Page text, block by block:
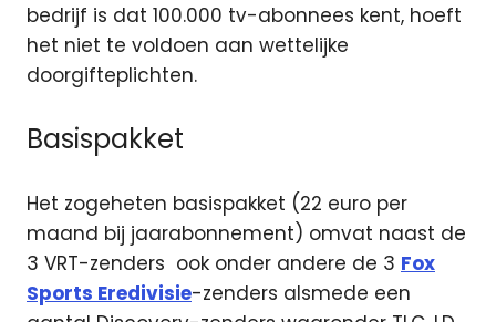
bedrijf is dat 100.000 tv-abonnees kent, hoeft
het niet te voldoen aan wettelijke
doorgifteplichten.
Basispakket
Het zogeheten basispakket (22 euro per
maand bij jaarabonnement) omvat naast de
3 VRT-zenders ook onder andere de 3 Fox
Sports Eredivisie-zenders alsmede een